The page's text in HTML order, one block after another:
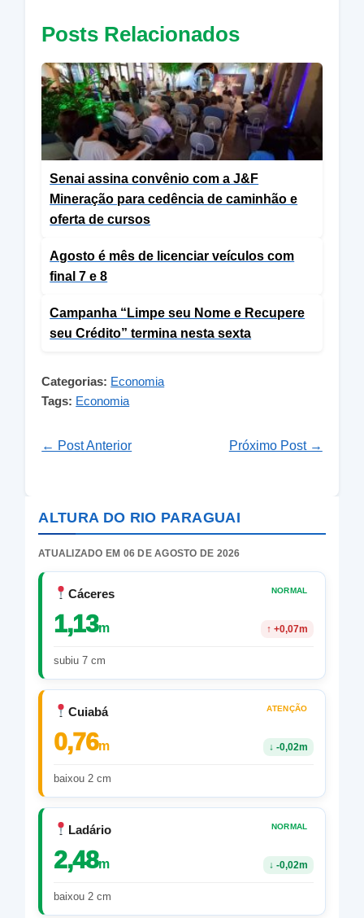
Posts Relacionados
Senai assina convênio com a J&F
Mineração para cedência de caminhão e
oferta de cursos
Agosto é mês de licenciar veículos com
final 7 e 8
Campanha “Limpe seu Nome e Recupere
seu Crédito” termina nesta sexta
Categorias: Economia
Tags: Economia
← Post Anterior Próximo Post →
ALTURA DO RIO PARAGUAI
ATUALIZADO EM 06 DE AGOSTO DE 2026
Cáceres NORMAL
1,13m ↑ +0,07m
subiu 7 cm
Cuiabá ATENÇÃO
0,76m ↓ -0,02m
baixou 2 cm
Ladário NORMAL
2,48m ↓ -0,02m
baixou 2 cm